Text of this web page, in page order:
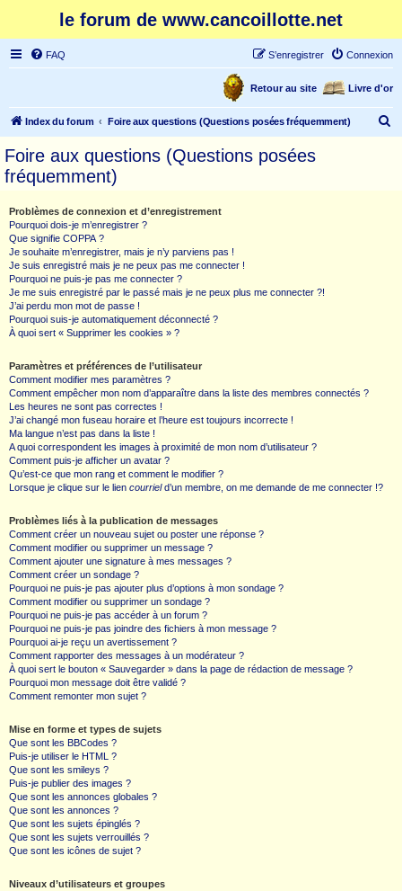
le forum de www.cancoillotte.net
FAQ Connexion
S’enregistrer
Livre d'or
Retour au site
Index du forum Foire aux questions (Questions posées fréquemment)
Foire aux questions (Questions posées
fréquemment)
Problèmes de connexion et d’enregistrement
Pourquoi dois-je m’enregistrer ?
Que signifie COPPA ?
Je souhaite m’enregistrer, mais je n’y parviens pas !
Je suis enregistré mais je ne peux pas me connecter !
Pourquoi ne puis-je pas me connecter ?
Je me suis enregistré par le passé mais je ne peux plus me connecter ?!
J’ai perdu mon mot de passe !
Pourquoi suis-je automatiquement déconnecté ?
À quoi sert « Supprimer les cookies » ?
Paramètres et préférences de l’utilisateur
Comment modifier mes paramètres ?
Comment empêcher mon nom d’apparaître dans la liste des membres connectés ?
Les heures ne sont pas correctes !
J’ai changé mon fuseau horaire et l’heure est toujours incorrecte !
Ma langue n’est pas dans la liste !
A quoi correspondent les images à proximité de mon nom d’utilisateur ?
Comment puis-je afficher un avatar ?
Qu’est-ce que mon rang et comment le modifier ?
Lorsque je clique sur le lien courrield’un membre, on me demande de me connecter !?
Problèmes liés à la publication de messages
Comment créer un nouveau sujet ou poster une réponse ?
Comment modifier ou supprimer un message ?
Comment ajouter une signature à mes messages ?
Comment créer un sondage ?
Pourquoi ne puis-je pas ajouter plus d’options à mon sondage ?
Comment modifier ou supprimer un sondage ?
Pourquoi ne puis-je pas accéder à un forum ?
Pourquoi ne puis-je pas joindre des fichiers à mon message ?
Pourquoi ai-je reçu un avertissement ?
Comment rapporter des messages à un modérateur ?
À quoi sert le bouton « Sauvegarder » dans la page de rédaction de message ?
Pourquoi mon message doit être validé ?
Comment remonter mon sujet ?
Mise en forme et types de sujets
Que sont les BBCodes ?
Puis-je utiliser le HTML ?
Que sont les smileys ?
Puis-je publier des images ?
Que sont les annonces globales ?
Que sont les annonces ?
Que sont les sujets épinglés ?
Que sont les sujets verrouillés ?
Que sont les icônes de sujet ?
Niveaux d’utilisateurs et groupes